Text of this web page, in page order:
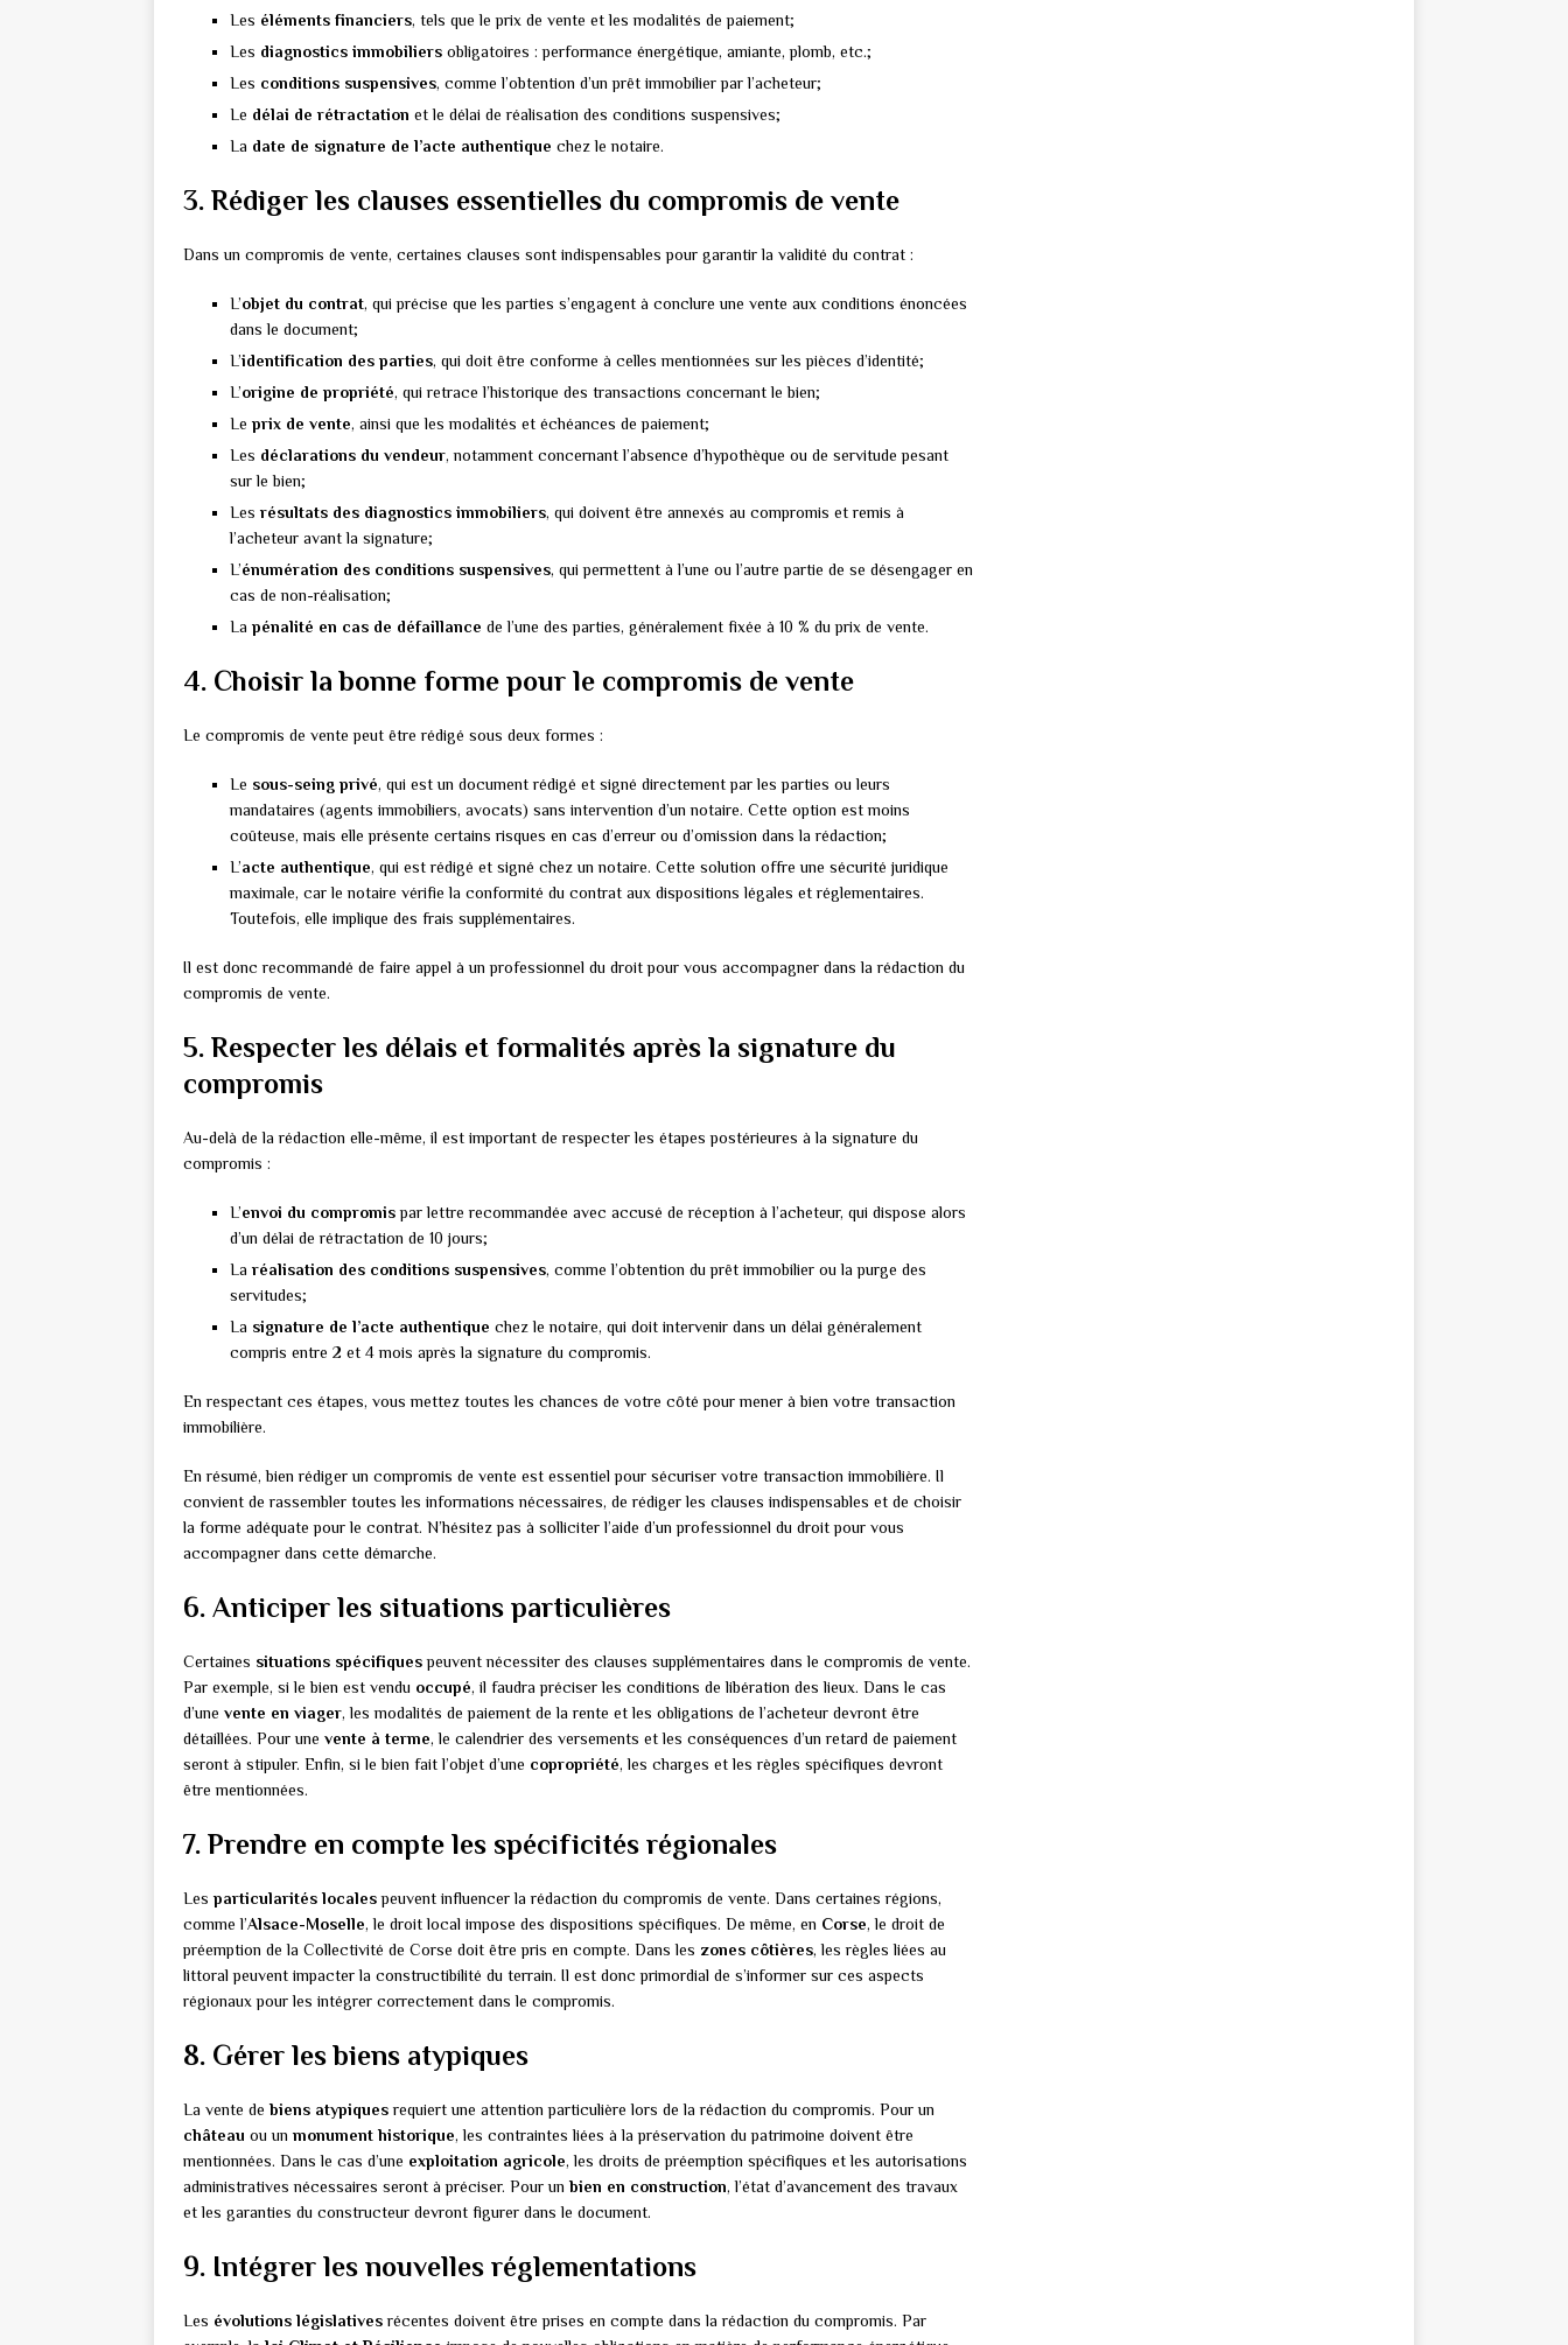
Les éléments financiers, tels que le prix de vente et les modalités de paiement;
Les diagnostics immobiliers obligatoires : performance énergétique, amiante, plomb, etc.;
Les conditions suspensives, comme l’obtention d’un prêt immobilier par l’acheteur;
Le délai de rétractation et le délai de réalisation des conditions suspensives;
La date de signature de l’acte authentique chez le notaire.
3. Rédiger les clauses essentielles du compromis de vente
Dans un compromis de vente, certaines clauses sont indispensables pour garantir la validité du contrat :
L’objet du contrat, qui précise que les parties s’engagent à conclure une vente aux conditions énoncées
dans le document;
L’identification des parties, qui doit être conforme à celles mentionnées sur les pièces d’identité;
L’origine de propriété, qui retrace l’historique des transactions concernant le bien;
Le prix de vente, ainsi que les modalités et échéances de paiement;
Les déclarations du vendeur, notamment concernant l’absence d’hypothèque ou de servitude pesant
sur le bien;
Les résultats des diagnostics immobiliers, qui doivent être annexés au compromis et remis à
l’acheteur avant la signature;
L’énumération des conditions suspensives, qui permettent à l’une ou l’autre partie de se désengager en
cas de non-réalisation;
La pénalité en cas de défaillance de l’une des parties, généralement fixée à 10 % du prix de vente.
4. Choisir la bonne forme pour le compromis de vente
Le compromis de vente peut être rédigé sous deux formes :
Le sous-seing privé, qui est un document rédigé et signé directement par les parties ou leurs
mandataires (agents immobiliers, avocats) sans intervention d’un notaire. Cette option est moins
coûteuse, mais elle présente certains risques en cas d’erreur ou d’omission dans la rédaction;
L’acte authentique, qui est rédigé et signé chez un notaire. Cette solution offre une sécurité juridique
maximale, car le notaire vérifie la conformité du contrat aux dispositions légales et réglementaires.
Toutefois, elle implique des frais supplémentaires.
Il est donc recommandé de faire appel à un professionnel du droit pour vous accompagner dans la rédaction du
compromis de vente.
5. Respecter les délais et formalités après la signature du
compromis
Au-delà de la rédaction elle-même, il est important de respecter les étapes postérieures à la signature du
compromis :
L’envoi du compromispar lettre recommandée avec accusé de réception à l’acheteur, qui dispose alors
d’un délai de rétractation de 10 jours;
La réalisation des conditions suspensives, comme l’obtention du prêt immobilier ou la purge des
servitudes;
La signature de l’acte authentique chez le notaire, qui doit intervenir dans un délai généralement
compris entre 2 et 4 mois après la signature du compromis.
En respectant ces étapes, vous mettez toutes les chances de votre côté pour mener à bien votre transaction
immobilière.
En résumé, bien rédiger un compromis de vente est essentiel pour sécuriser votre transaction immobilière. Il
convient de rassembler toutes les informations nécessaires, de rédiger les clauses indispensables et de choisir
la forme adéquate pour le contrat. N’hésitez pas à solliciter l’aide d’un professionnel du droit pour vous
accompagner dans cette démarche.
6. Anticiper les situations particulières
Certaines situations spécifiquespeuvent nécessiter des clauses supplémentaires dans le compromis de vente.
Par exemple, si le bien est vendu occupé, il faudra préciser les conditions de libération des lieux. Dans le cas
d’une vente en viager, les modalités de paiement de la rente et les obligations de l’acheteur devront être
détaillées. Pour une vente à terme, le calendrier des versements et les conséquences d’un retard de paiement
seront à stipuler. Enfin, si le bien fait l’objet d’une copropriété, les charges et les règles spécifiques devront
être mentionnées.
7. Prendre en compte les spécificités régionales
Les particularités localespeuvent influencer la rédaction du compromis de vente. Dans certaines régions,
comme l’Alsace-Moselle, le droit local impose des dispositions spécifiques. De même, en Corse, le droit de
préemption de la Collectivité de Corse doit être pris en compte. Dans les zones côtières, les règles liées au
littoral peuvent impacter la constructibilité du terrain. Il est donc primordial de s’informer sur ces aspects
régionaux pour les intégrer correctement dans le compromis.
8. Gérer les biens atypiques
La vente debiens atypiquesrequiert une attention particulière lors de la rédaction du compromis. Pour un
château ou un monument historique, les contraintes liées à la préservation du patrimoine doivent être
mentionnées. Dans le cas d’une exploitation agricole, les droits de préemption spécifiques et les autorisations
administratives nécessaires seront à préciser. Pour unbien en construction, l’état d’avancement des travaux
et les garanties du constructeur devront figurer dans le document.
9. Intégrer les nouvelles réglementations
Les évolutions législativesrécentes doivent être prises en compte dans la rédaction du compromis. Par